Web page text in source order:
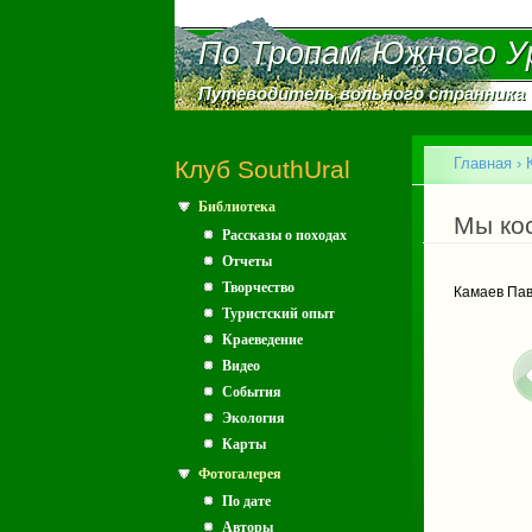
По Тропам Южного
По Тропам Южного
Путеводитель вольного странника
Путеводитель вольного странника
Клуб SouthUral
Библиотека
Рассказы о походах
Отчеты
Творчество
Туристский опыт
Краеведение
Видео
События
Экология
Карты
Фотогалерея
По дате
Авторы
Вы
Главная ›
Мы
Камаев